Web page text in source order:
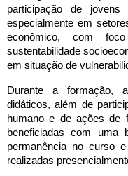
participação de
especialmente em
econômico, com
sustentabilidade
em situação de
Durante a formação,
didáticos, além de
humano e de ações de
beneficiadas com uma
permanência no curso
realizadas